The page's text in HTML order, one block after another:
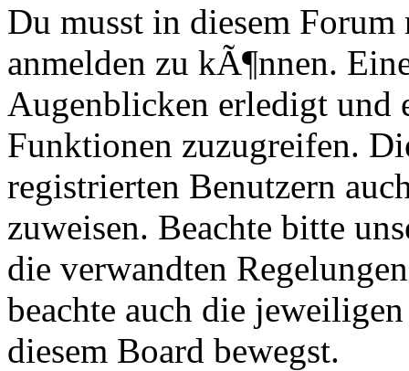
Du musst in diesem
anmelden zu kÃ¶nnen.
Augenblicken erledigt und
Funktionen zuzugreifen.
registrierten Benutzern
zuweisen. Beachte bitte
die verwandten
beachte auch die
diesem Board bewegst.